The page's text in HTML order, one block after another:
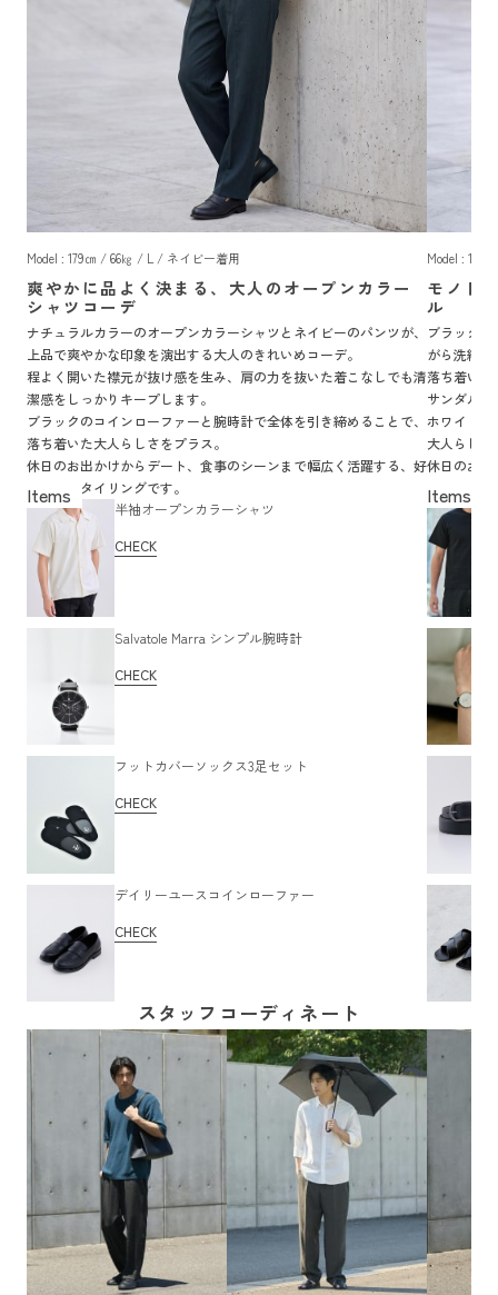
Model : 179㎝ / 66㎏ / L / ネイビー着用
爽やかに品よく決まる、大人のオープンカラー
シャツコーデ
ナチュラルカラーのオープンカラーシャツとネイビーのパンツが、
上品で爽やかな印象を演出する大人のきれいめコーデ。
程よく開いた襟元が抜け感を生み、肩の力を抜いた着こなしでも清
潔感をしっかりキープします。
ブラックのコインローファーと腕時計で全体を引き締めることで、
落ち着いた大人らしさをプラス。
休日のお出かけからデート、食事のシーンまで幅広く活躍する、好
印象なスタイリングです。
半袖オープンカラーシャツ
CHECK
Salvatole Marra シンプル腕時計
CHECK
フットカバーソックス3足セット
CHECK
デイリーユースコインローファー
CHECK
Model : 179
モノト
ル
ブラック
がら洗練
落ち着いた
サンダル
ホワイトフ
大人らし
休日のお出
るきれい
スタッフコーディネート